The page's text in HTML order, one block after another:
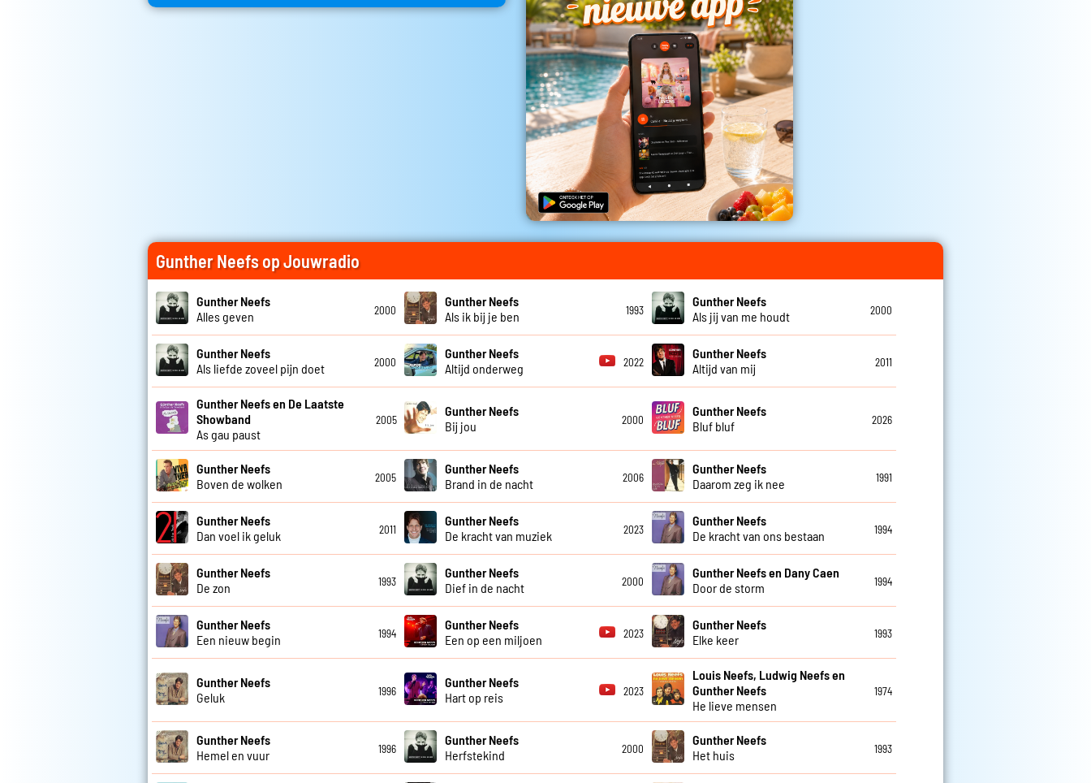
Gunther Neefs op Jouwradio
Gunther Neefs
Alles geven
2000
Gunther Neefs
Als ik bij je ben
1993
Gunther Neefs
Als jij van me houdt
2000
Gunther Neefs
Als liefde zoveel pijn doet
2000
Gunther Neefs
Altijd onderweg
2022
Gunther Neefs
Altijd van mij
2011
Gunther Neefs en De Laatste
Showband
As gau paust
2005
Gunther Neefs
Bij jou
2000
Gunther Neefs
Bluf bluf
2026
Gunther Neefs
Boven de wolken
2005
Gunther Neefs
Brand in de nacht
2006
Gunther Neefs
Daarom zeg ik nee
1991
Gunther Neefs
Dan voel ik geluk
2011
Gunther Neefs
De kracht van muziek
2023
Gunther Neefs
De kracht van ons bestaan
1994
Gunther Neefs
De zon
1993
Gunther Neefs
Dief in de nacht
2000
Gunther Neefs en Dany Caen
Door de storm
1994
Gunther Neefs
Een nieuw begin
1994
Gunther Neefs
Een op een miljoen
2023
Gunther Neefs
Elke keer
1993
Gunther Neefs
Geluk
1996
Gunther Neefs
Hart op reis
2023
Louis Neefs, Ludwig Neefs en
Gunther Neefs
He lieve mensen
1974
Gunther Neefs
Hemel en vuur
1996
Gunther Neefs
Herfstekind
2000
Gunther Neefs
Het huis
1993